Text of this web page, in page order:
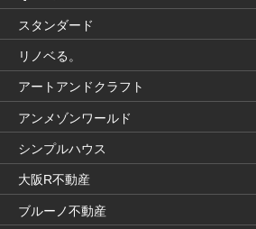
スタンダード
リノベる。
アートアンドクラフト
アンメゾンワールド
シンプルハウス
大阪R不動産
ブルーノ不動産